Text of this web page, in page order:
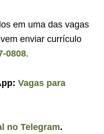
em uma das vagas
enviar currículo
0808.
Vagas para
no Telegram.